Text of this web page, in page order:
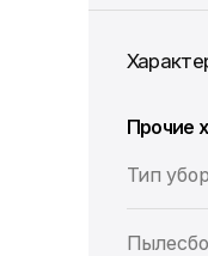
Прочие
Тип